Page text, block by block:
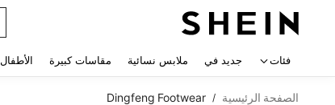
فئات جديد في ملابس نسائية مقاسات كبيرة الأطفال
الصفحة الرئيسية /
Dingfeng Footwear